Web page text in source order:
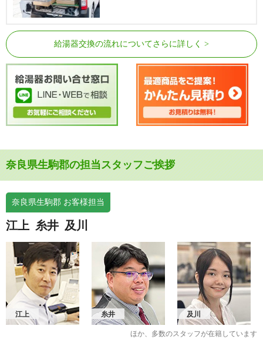
給湯器交換の流れについてさらに詳しく
奈良県生駒郡の担当スタッフご挨拶
奈良県生駒郡 お客様担当
江上 糸井 及川
江上 糸井 及川
ほか、多数のスタッフが在籍しています